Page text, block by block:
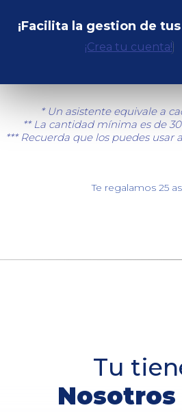
¡Facilita la gestion de
¡Crea tu cuenta!
* Un asistente equivale a
** La cantidad mínima es de
*** Recuerda que los puedes
Te regalamos 25
Tu